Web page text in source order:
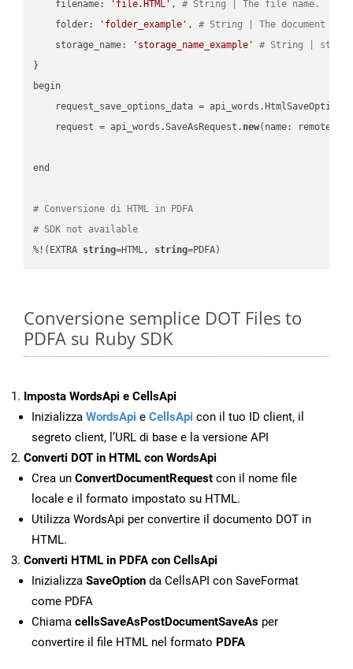
    filename:
'file.HTML' , # String | The file name.
    folder:
'folder_example' , # String | The document
    storage_name:
'storage_name_example'
# String |
}
begin
request_save_options_data =
    request = api_words.SaveAsRequest.
new(name:
end
# Conversione di HTML in PDFA
# SDK not available
%!(EXTRA string=HTML, string=PDFA)
Conversione semplice DOT Files to
PDFA su Ruby SDK
Imposta WordsApi e CellsApi
Inizializza WordsApi e CellsApi con il tuo ID client, il
segreto client, l’URL di base e la versione API
Converti DOT in HTML con WordsApi
Crea un ConvertDocumentRequest con il nome file
locale e il formato impostato su HTML.
Utilizza WordsApi per convertire il documento DOT in
HTML.
Converti HTML in PDFA con CellsApi
Inizializza SaveOption da CellsAPI con SaveFormat
come PDFA
Chiama cellsSaveAsPostDocumentSaveAs per
convertire il file HTML nel formato PDFA